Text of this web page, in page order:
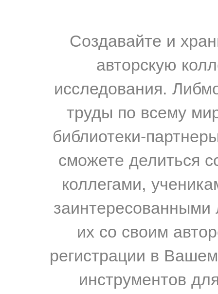
Создавайте и
авторскую
исследования.
труды по всему
библиотеки-
сможете делиться
коллегами,
их со своим
регистрации в
инструментов